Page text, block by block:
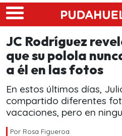
Skip to main content
JC Rodríguez
que su polola
a él en las fotos
En estos últimos días,
compartido diferentes
vacaciones, pero en
Por Rosa Figueroa